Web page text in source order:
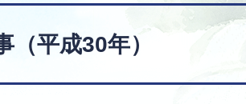
平成30年）